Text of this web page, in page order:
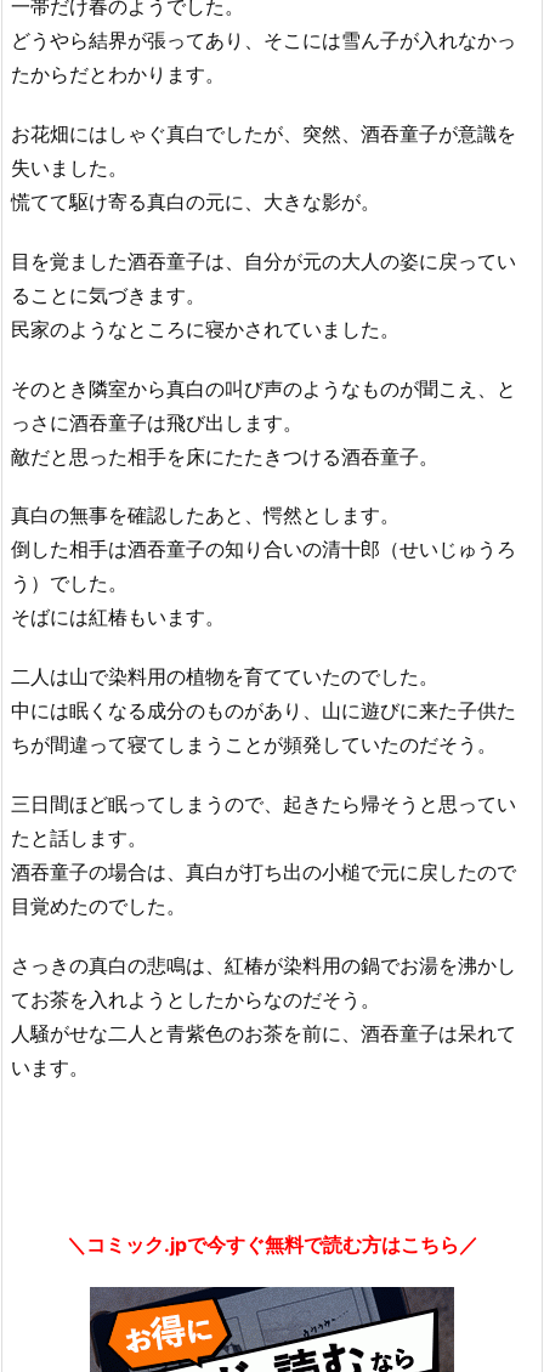
一帯だけ春のようでした。
どうやら結界が張ってあり、そこには雪ん子が入れなかっ
たからだとわかります。
お花畑にはしゃぐ真白でしたが、突然、酒吞童子が意識を
失いました。
慌てて駆け寄る真白の元に、大きな影が。
目を覚ました酒吞童子は、自分が元の大人の姿に戻ってい
ることに気づきます。
民家のようなところに寝かされていました。
そのとき隣室から真白の叫び声のようなものが聞こえ、と
っさに酒吞童子は飛び出します。
敵だと思った相手を床にたたきつける酒吞童子。
真白の無事を確認したあと、愕然とします。
倒した相手は酒吞童子の知り合いの清十郎（せいじゅうろ
う）でした。
そばには紅椿もいます。
二人は山で染料用の植物を育てていたのでした。
中には眠くなる成分のものがあり、山に遊びに来た子供た
ちが間違って寝てしまうことが頻発していたのだそう。
三日間ほど眠ってしまうので、起きたら帰そうと思ってい
たと話します。
酒吞童子の場合は、真白が打ち出の小槌で元に戻したので
目覚めたのでした。
さっきの真白の悲鳴は、紅椿が染料用の鍋でお湯を沸かし
てお茶を入れようとしたからなのだそう。
人騒がせな二人と青紫色のお茶を前に、酒吞童子は呆れて
います。
＼コミック.jpで今すぐ無料で読む方はこちら／